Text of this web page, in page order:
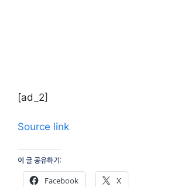
[ad_2]
Source link
이 글 공유하기:
Facebook X